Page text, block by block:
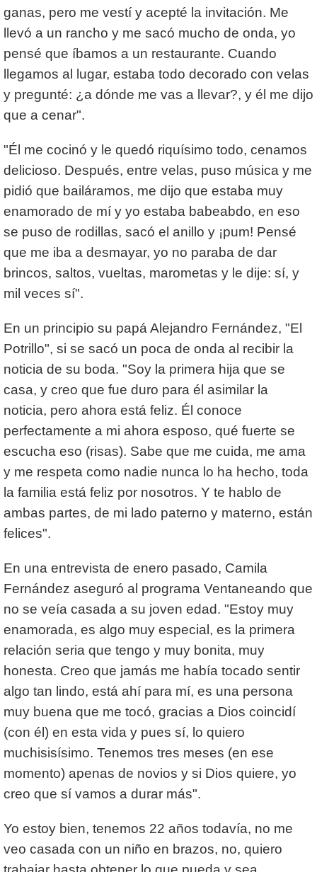
ganas, pero me vestí y acepté la invitación. Me
llevó a un rancho y me sacó mucho de onda, yo
pensé que íbamos a un restaurante. Cuando
llegamos al lugar, estaba todo decorado con velas
y pregunté: ¿a dónde me vas a llevar?, y él me dijo
que a cenar".
"Él me cocinó y le quedó riquísimo todo, cenamos
delicioso. Después, entre velas, puso música y me
pidió que bailáramos, me dijo que estaba muy
enamorado de mí y yo estaba babeabdo, en eso
se puso de rodillas, sacó el anillo y ¡pum! Pensé
que me iba a desmayar, yo no paraba de dar
brincos, saltos, vueltas, marometas y le dije: sí, y
mil veces sí".
En un principio su papá Alejandro Fernández, "El
Potrillo", si se sacó un poca de onda al recibir la
noticia de su boda. "Soy la primera hija que se
casa, y creo que fue duro para él asimilar la
noticia, pero ahora está feliz. Él conoce
perfectamente a mi ahora esposo, qué fuerte se
escucha eso (risas). Sabe que me cuida, me ama
y me respeta como nadie nunca lo ha hecho, toda
la familia está feliz por nosotros. Y te hablo de
ambas partes, de mi lado paterno y materno, están
felices".
En una entrevista de enero pasado, Camila
Fernández aseguró al programa Ventaneando que
no se veía casada a su joven edad. "Estoy muy
enamorada, es algo muy especial, es la primera
relación seria que tengo y muy bonita, muy
honesta. Creo que jamás me había tocado sentir
algo tan lindo, está ahí para mí, es una persona
muy buena que me tocó, gracias a Dios coincidí
(con él) en esta vida y pues sí, lo quiero
muchisisísimo. Tenemos tres meses (en ese
momento) apenas de novios y si Dios quiere, yo
creo que sí vamos a durar más".
Yo estoy bien, tenemos 22 años todavía, no me
veo casada con un niño en brazos, no, quiero